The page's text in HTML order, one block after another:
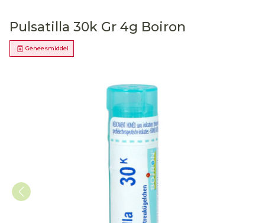
Pulsatilla 30k Gr 4g Boiron
Geneesmiddel